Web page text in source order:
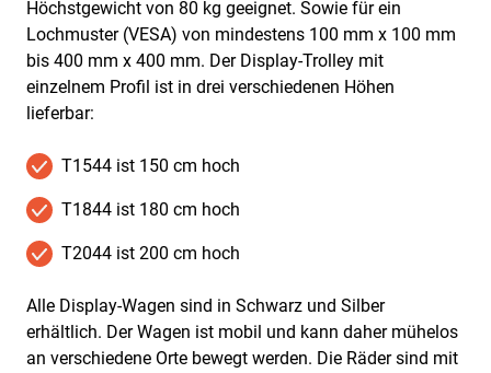
Höchstgewicht von 80 kg geeignet. Sowie für ein
Lochmuster (VESA) von mindestens 100 mm x 100 mm
bis 400 mm x 400 mm. Der Display-Trolley mit
einzelnem Profil ist in drei verschiedenen Höhen
lieferbar:
T1544 ist 150 cm hoch
T1844 ist 180 cm hoch
T2044 ist 200 cm hoch
Alle Display-Wagen sind in Schwarz und Silber
erhältlich. Der Wagen ist mobil und kann daher mühelos
an verschiedene Orte bewegt werden. Die Räder sind mit